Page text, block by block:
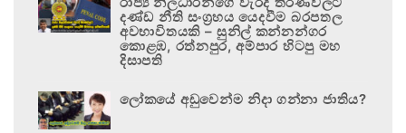
දණ්ඩ නීති සංග්‍රහය යෙදවීම බරපතල
අවභාවිතයකි – සුනිල් කන්නන්ගර
කොළඹ, රත්නපුර, අම්පාර හිටපු මහ
දිසාපති
ලෝකයේ අඩුවෙන්ම නිදා ගන්නා ජාතිය?